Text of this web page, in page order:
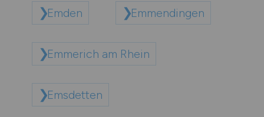
Emden Emmendingen
Emmerich am Rhein
Emsdetten